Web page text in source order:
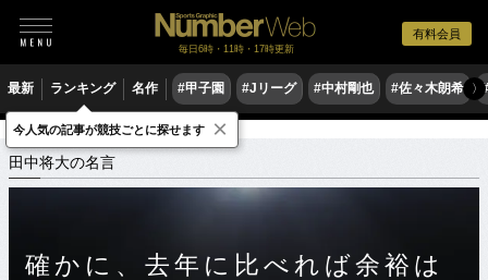
有料会員
毎日6時・11時・17時更新
最新 ランキング 名作 #甲子園 #Jリーグ #中村剛也 #佐々木朗希 〉
スポーツ名言集 タ 田中将大の名言
田中将大の名言
確かに、去年に比べれば余裕は
今人気の記事が競技ごとに探せます ×